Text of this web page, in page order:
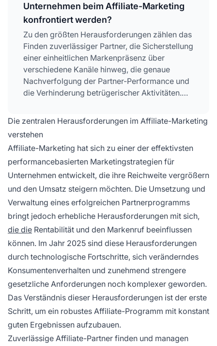
Unternehmen beim Affiliate-Marketing
konfrontiert werden?
Zu den größten Herausforderungen zählen das
Finden zuverlässiger Partner, die Sicherstellung
einer einheitlichen Markenpräsenz über
verschiedene Kanäle hinweg, die genaue
Nachverfolgung der Partner-Performance und
die Verhinderung betrügerischer Aktivitäten.
Management-Software wie PostAffiliatePro
hilft, diese Probleme zu adressieren und die
Abläufe zu optimieren.
Die zentralen Herausforderungen im Affiliate-Marketing
verstehen
Affiliate-Marketing hat sich zu einer der effektivsten
performancebasierten Marketingstrategien für
Unternehmen entwickelt, die ihre Reichweite vergrößern
und den Umsatz steigern möchten. Die Umsetzung und
Verwaltung eines erfolgreichen Partnerprogramms
bringt jedoch erhebliche Herausforderungen mit sich,
die die Rentabilität und den Markenruf beeinflussen
können. Im Jahr 2025 sind diese Herausforderungen
durch technologische Fortschritte, sich veränderndes
Konsumentenverhalten und zunehmend strengere
gesetzliche Anforderungen noch komplexer geworden.
Das Verständnis dieser Herausforderungen ist der erste
Schritt, um ein robustes Affiliate-Programm mit konstant
guten Ergebnissen aufzubauen.
Zuverlässige Affiliate-Partner finden und managen